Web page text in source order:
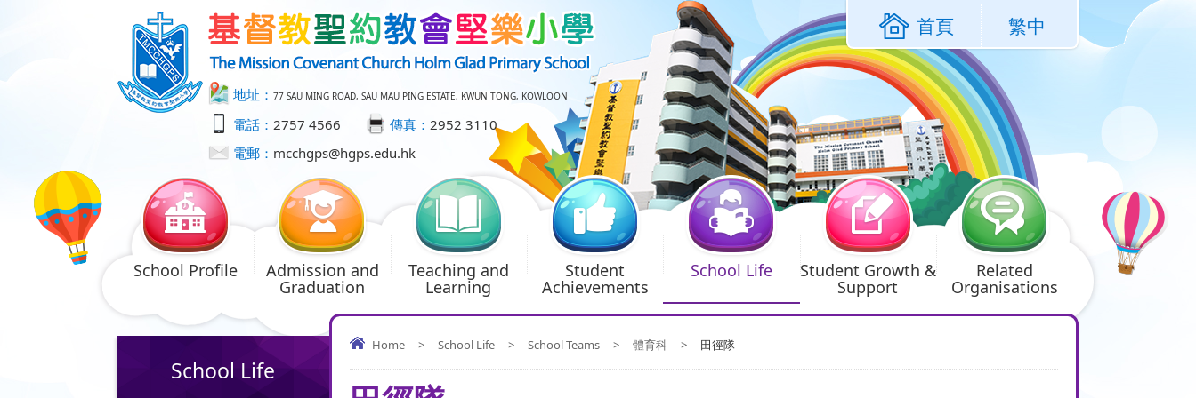
地址： 77 SAU MING ROAD, SAU MAU PING ESTATE, KWUN TONG, KOWLOON
電話： 2757 4566 傳真： 2952 3110
電郵： mcchgps@hgps.edu.hk
首頁 繁中
School Profile Admission and
Graduation
Teaching and
Learning
Student
Achievements
School Life Student Growth &
Support
Related
Organisations
Home > School Life > School Teams > 體育科 > 田徑隊
School Life